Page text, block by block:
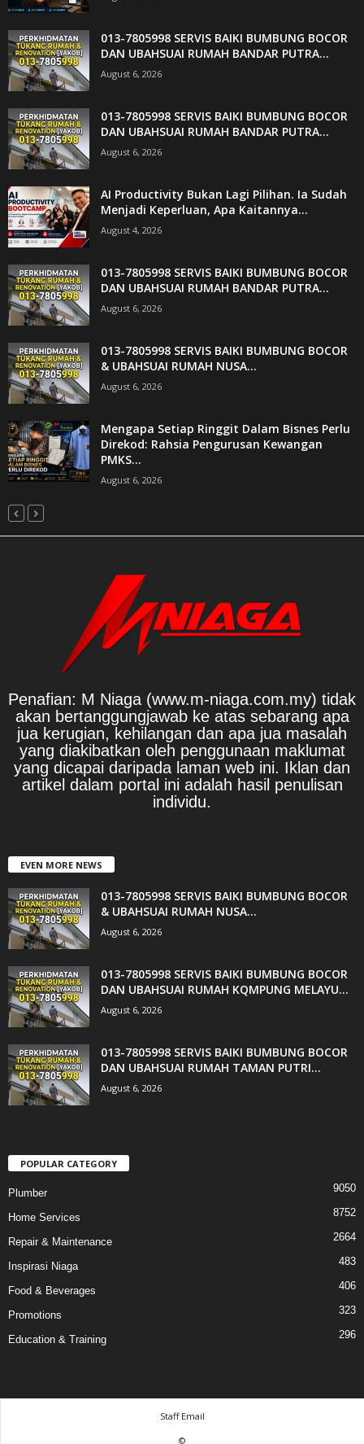
013-7805998 SERVIS BAIKI BUMBUNG BOCOR
DAN UBAHSUAI RUMAH BANDAR PUTRA...
August 6, 2026
013-7805998 SERVIS BAIKI BUMBUNG BOCOR
DAN UBAHSUAI RUMAH BANDAR PUTRA...
August 6, 2026
AI Productivity Bukan Lagi Pilihan. Ia Sudah
Menjadi Keperluan, Apa Kaitannya...
August 4, 2026
013-7805998 SERVIS BAIKI BUMBUNG BOCOR
DAN UBAHSUAI RUMAH BANDAR PUTRA...
August 6, 2026
013-7805998 SERVIS BAIKI BUMBUNG BOCOR
& UBAHSUAI RUMAH NUSA...
August 6, 2026
Mengapa Setiap Ringgit Dalam Bisnes Perlu
Direkod: Rahsia Pengurusan Kewangan
PMKS...
August 6, 2026
Penafian: M Niaga (www.m-niaga.com.my) tidak
akan bertanggungjawab ke atas sebarang apa
jua kerugian, kehilangan dan apa jua masalah
yang diakibatkan oleh penggunaan maklumat
yang dicapai daripada laman web ini. Iklan dan
artikel dalam portal ini adalah hasil penulisan
individu.
EVEN MORE NEWS
013-7805998 SERVIS BAIKI BUMBUNG BOCOR
& UBAHSUAI RUMAH NUSA...
August 6, 2026
013-7805998 SERVIS BAIKI BUMBUNG BOCOR
DAN UBAHSUAI RUMAH KQMPUNG MELAYU...
August 6, 2026
013-7805998 SERVIS BAIKI BUMBUNG BOCOR
DAN UBAHSUAI RUMAH TAMAN PUTRI...
August 6, 2026
POPULAR CATEGORY
Plumber 9050
Home Services 8752
Repair & Maintenance 2664
Inspirasi Niaga 483
Food & Beverages 406
Promotions 323
Education & Training 296
Staff Email
©